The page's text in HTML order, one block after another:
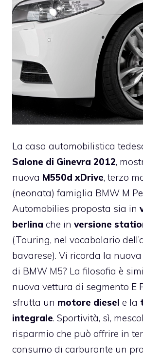
La casa automobilistica
Salone di Ginevra 2012,
nuova M550d xDrive, terzo
(neonata) famiglia BMW M
Automobilies proposta sia in
berlina che in versione
(Touring, nel vocabolario
bavarese). Vi ricorda la
di BMW M5? La filosofia è
nuova vettura di segmento E
sfrutta un motore diesel e la
integrale. Sportività, sì,
risparmio che può offrire in
consumo di carburante un